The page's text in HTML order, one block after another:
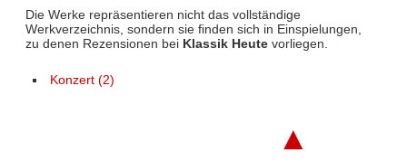
Die Werke repräsentieren nicht das vollständige
Werkverzeichnis, sondern sie finden sich in Einspielungen,
zu denen Rezensionen bei Klassik Heutevorliegen.
Konzert (2)
▲